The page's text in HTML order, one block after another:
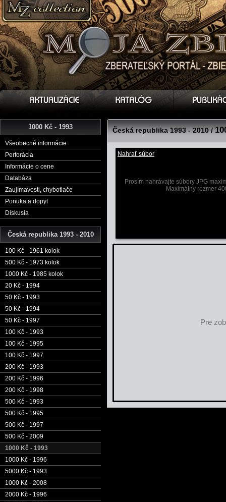
1000 Kč - 1993
Všeobecné informácie
Perforácia
Informácie o cene
Databáza
Zaujímavosti, chybotlače
Ponuka a dopyt
Diskusia
Česká republika 1993 - 2010
100 Kč - 1961 kolok
500 Kč - 1973 kolok
1000 Kč - 1985 kolok
20 Kč - 1994
50 Kč - 1993
50 Kč - 1994
50 Kč - 1997
100 Kč - 1993
100 Kč - 1995
100 Kč - 1997
200 Kč - 1993
200 Kč - 1996
200 Kč - 1998
500 Kč - 1993
500 Kč - 1995
500 Kč - 1997
500 Kč - 2009
1000 Kč - 1993
1000 Kč - 1996
5000 Kč - 1993
1000 Kč - 2008
2000 Kč - 1996
Česká republika 1993 - 2010 /
Nahrať súbor
Prosím nahrávajte súbory JPG
Maximálny rozmer
Pre